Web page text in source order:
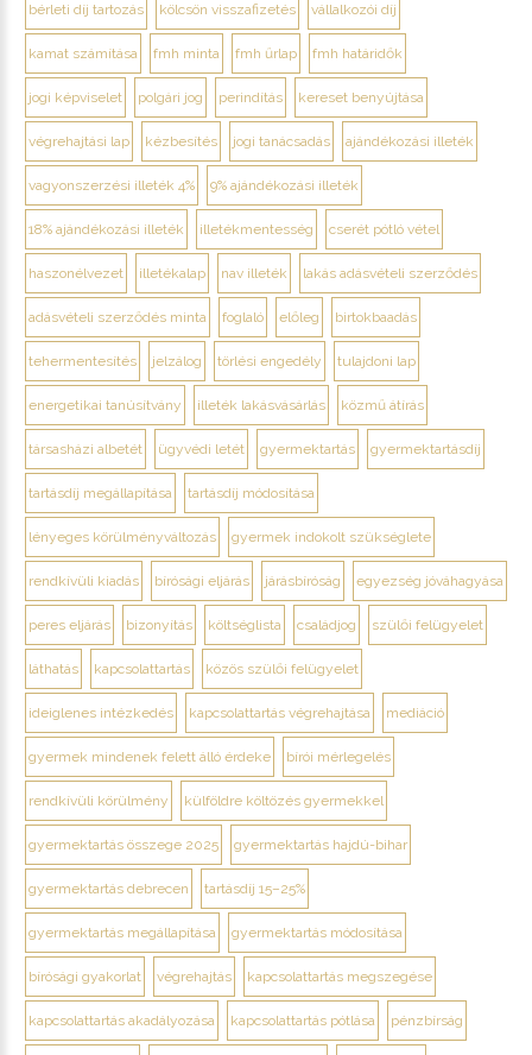
bérleti díj tartozás kölcsön visszafizetés vállalkozói díj
kamat számítása fmh minta fmh űrlap fmh határidők
jogi képviselet polgári jog perindítás kereset benyújtása
végrehajtási lap kézbesítés jogi tanácsadás ajándékozási illeték
vagyonszerzési illeték 4% 9% ajándékozási illeték
18% ajándékozási illeték illetékmentesség cserét pótló vétel
haszonélvezet illetékalap nav illeték lakás adásvételi szerződés
adásvételi szerződés minta foglaló előleg birtokbaadás
tehermentesítés jelzálog törlési engedély tulajdoni lap
energetikai tanúsítvány illeték lakásvásárlás közmű átírás
társasházi albetét ügyvédi letét gyermektartás gyermektartásdíj
tartásdíj megállapítása tartásdíj módosítása
lényeges körülményváltozás gyermek indokolt szükséglete
rendkívüli kiadás bírósági eljárás járásbíróság egyezség jóváhagyása
peres eljárás bizonyítás költséglista családjog szülői felügyelet
láthatás kapcsolattartás közös szülői felügyelet
ideiglenes intézkedés kapcsolattartás végrehajtása mediáció
gyermek mindenek felett álló érdeke bírói mérlegelés
rendkívüli körülmény külföldre költözés gyermekkel
gyermektartás összege 2025 gyermektartás hajdú-bihar
gyermektartás debrecen tartásdíj 15–25%
gyermektartás megállapítása gyermektartás módosítása
bírósági gyakorlat végrehajtás kapcsolattartás megszegése
kapcsolattartás akadályozása kapcsolattartás pótlása pénzbírság